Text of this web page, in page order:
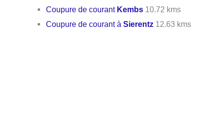
Coupure de courant Kembs 10.72 kms
Coupure de courant àSierentz 12.63 kms